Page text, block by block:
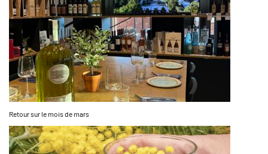
Retour sur le mois de mars